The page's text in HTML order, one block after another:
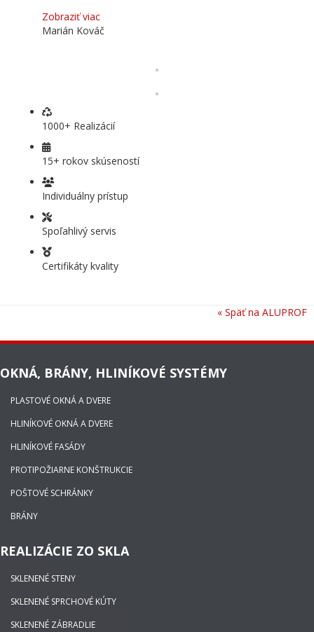
Zobraziť viac
Marián Kováč
1000+ Realizácií
15+ rokov skúseností
Individuálny prístup
Spoľahlivý servis
Certifikáty kvality
« Späť na ALUPROF
OKNÁ, BRÁNY, HLINÍKOVÉ SYSTÉMY
PLASTOVÉ OKNÁ A DVERE
HLINÍKOVÉ OKNÁ A DVERE
HLINÍKOVÉ FASÁDY
PROTIPOŽIARNE KONŠTRUKCIE
POŠTOVÉ SCHRÁNKY
BRÁNY
REALIZÁCIE ZO SKLA
SKLENENÉ STENY
SKLENENÉ SPRCHOVÉ KÚTY
SKLENENÉ ZÁBRADLIE